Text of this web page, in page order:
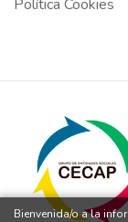
Política Cookies
Bienvenida/o a la